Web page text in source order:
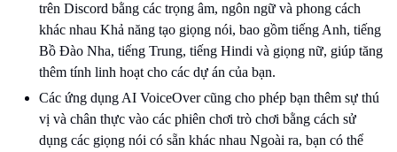
trên Discord bằng các trọng âm, ngôn ngữ và phong cách
khác nhau Khả năng tạo giọng nói, bao gồm tiếng Anh, tiếng
Bồ Đào Nha, tiếng Trung, tiếng Hindi và giọng nữ, giúp tăng
thêm tính linh hoạt cho các dự án của bạn.
Các ứng dụng AI VoiceOver cũng cho phép bạn thêm sự thú
vị và chân thực vào các phiên chơi trò chơi bằng cách sử
dụng các giọng nói có sẵn khác nhau Ngoài ra, bạn có thể